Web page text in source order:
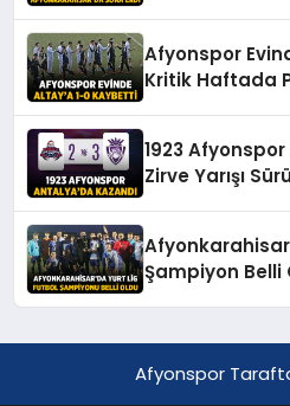
Afyonspor
Kritik Haftada
1923
Zirve Yarışı
Şampiyon Belli
Afyonspor